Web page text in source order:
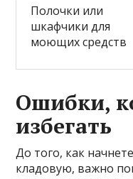
Полочки или
шкафчики для
моющих средств
Ошибки,
избегать
До того, как
кладовую, важно